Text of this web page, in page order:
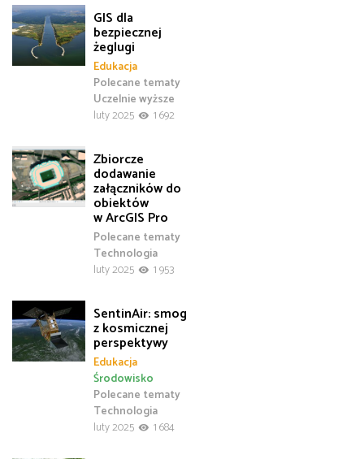
GIS dla
bezpiecznej
żeglugi
Edukacja
Polecane tematy
Uczelnie wyższe
luty 2025
1 692
Zbiorcze
dodawanie
załączników do
obiektów
w ArcGIS Pro
Polecane tematy
Technologia
luty 2025
1 953
SentinAir: smog
z kosmicznej
perspektywy
Edukacja
Polecane tematy
Środowisko
Technologia
luty 2025
1 684